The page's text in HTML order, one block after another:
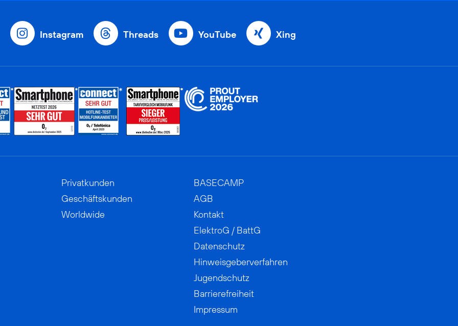
Instagram Threads YouTube Xing
Privatkunden
Geschäftskunden
Worldwide
BASECAMP
AGB
Kontakt
ElektroG / BattG
Datenschutz
Hinweisgeberverfahren
Jugendschutz
Barrierefreiheit
Impressum